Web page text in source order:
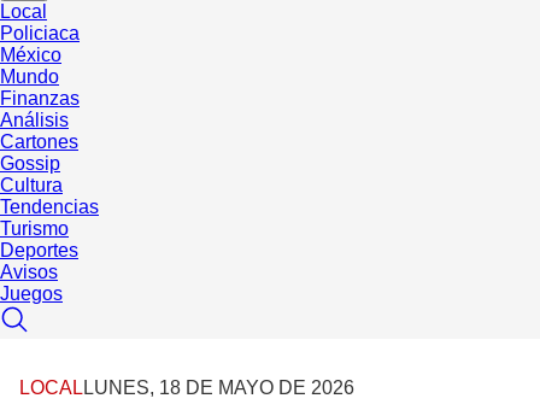
Local
Policiaca
México
Mundo
Finanzas
Análisis
Cartones
Gossip
Cultura
Tendencias
Turismo
Deportes
Avisos
Juegos
LOCAL LUNES, 18 DE MAYO DE 2026